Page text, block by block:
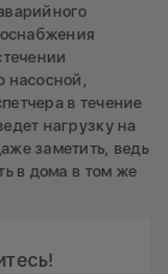
насосной,
в течение
нагрузку на
заметить, ведь
в дома в том же